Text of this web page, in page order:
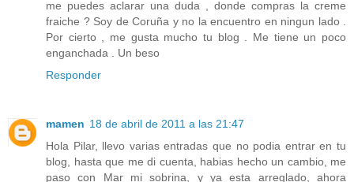
me puedes aclarar una duda , donde compras la creme
fraiche ? Soy de Coruña y no la encuentro en ningun lado .
Por cierto , me gusta mucho tu blog . Me tiene un poco
enganchada . Un beso
Responder
mamen 18 de abril de 2011 a las 21:47
Hola Pilar, llevo varias entradas que no podia entrar en tu
blog, hasta que me di cuenta, habias hecho un cambio, me
paso con Mar mi sobrina, y ya esta arreglado, ahora